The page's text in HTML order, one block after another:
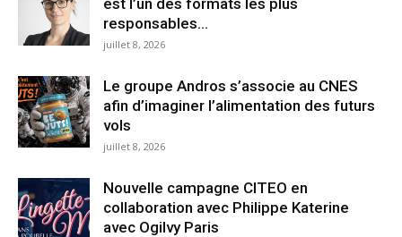
responsables...
juillet 8, 2026
Le groupe Andros s’associe au CNES
afin d’imaginer l’alimentation des futurs
vols
juillet 8, 2026
Nouvelle campagne CITEO en
collaboration avec Philippe Katerine
avec Ogilvy Paris